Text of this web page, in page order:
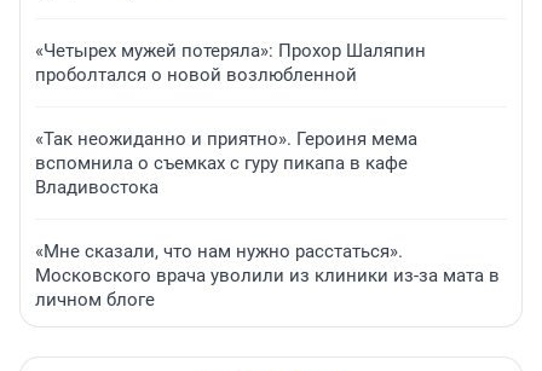
«Четырех мужей потеряла»: Прохор Шаляпин
проболтался о новой возлюбленной
«Так неожиданно и приятно». Героиня мема
вспомнила о съемках с гуру пикапа в кафе
Владивостока
«Мне сказали, что нам нужно расстаться».
Московского врача уволили из клиники из-за мата в
личном блоге